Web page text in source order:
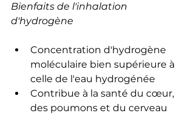
Bienfaits de l'inhalation
d'hydrogène
Concentration d'hydrogène
moléculaire bien supérieure à
celle de l'eau hydrogénée
Contribue à la santé du cœur,
des poumons et du cerveau